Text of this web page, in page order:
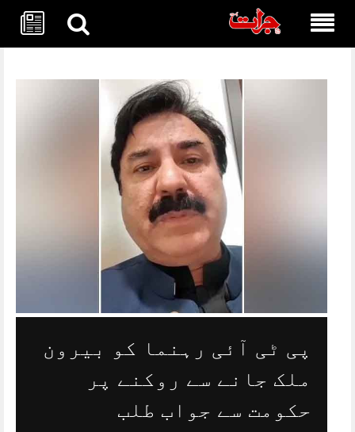
پی ٹی آئی رہنما کو بیرون
ملک جانے سے روکنے پر
حکومت سے جواب طلب